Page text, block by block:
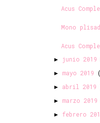
Acus
Mono
Acus
► junio 2019
► mayo 2019
► abril 2019
► marzo 2019
► febrero